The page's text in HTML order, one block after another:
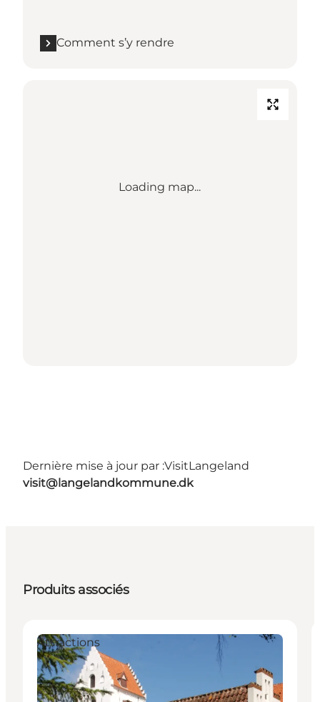
Comment s’y rendre
Loading map...
Dernière mise à jour par :VisitLangeland
visit@langelandkommune.dk
Produits associés
Attractions